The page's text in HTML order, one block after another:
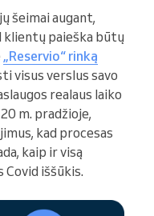
šeimai augant,
klientų paieška būtų
„Reservio“ rinką
visus verslus savo
realaus laiko
m. pradžioje,
kad procesas
kaip ir visą
iššūkis.